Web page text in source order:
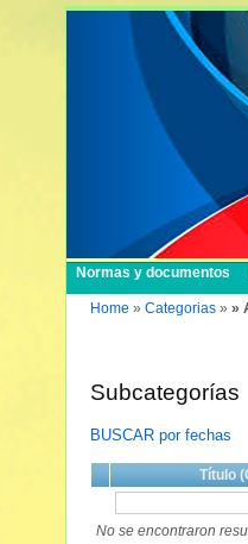
Normas y documentos
Home » Categorias » »
Subcategorías
BUSCAR por fechas
Título
No se encontraron